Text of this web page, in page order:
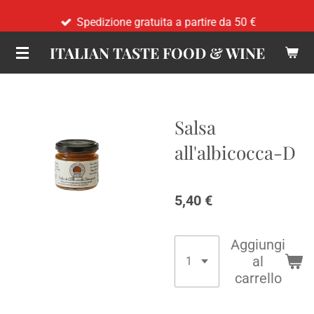
al
contenuto
principale
ITALIAN TASTE FOOD & WINE
Spedizione gratuita a partire da 50 €
Salsa
all'albicocca-D
5,40 €
Aggiungi
al
carrello